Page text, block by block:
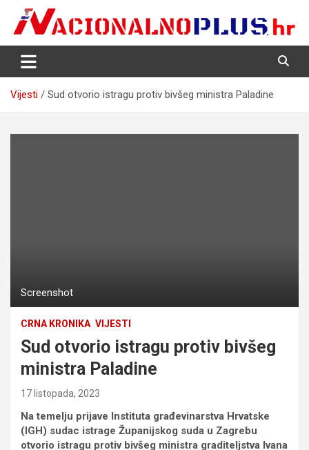
content
NacionalnoPlus.hr
Nacija želi znati više
Vijesti Sud otvorio istragu protiv bivšeg ministra Paladine
Screenshot
CRNA KRONIKA VIJESTI
Sud otvorio istragu protiv bivšeg
ministra Paladine
17 listopada, 2023
Na temelju prijave Instituta građevinarstva Hrvatske
(IGH) sudac istrage Županijskog suda u Zagrebu
otvorio istragu protiv bivšeg ministra graditeljstva Ivana